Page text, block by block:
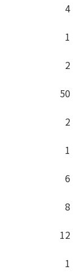
4
1
2
50
2
1
6
8
12
1